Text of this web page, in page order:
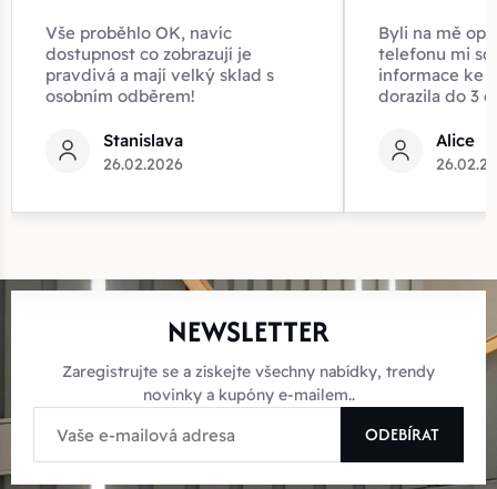
Vše proběhlo OK, navíc
dostupnost co zobrazují je
pravdivá a mají velký sklad s
osobním odběrem!
Stanislava
26.02.2026
Byli na mě
telefonu mi
informace ke
dorazila do 3
Alice
NEWSLETTER
Zaregistrujte se a získejte všechny nabídky, trendy
novinky a kupóny e-mailem..
ODEBÍRAT